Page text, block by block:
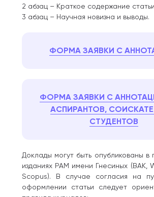
2 абзац – Краткое содержание
3 абзац – Научная новизна и выводы.
ФОРМА ЗАЯВКИ С
ФОРМА ЗАЯВКИ С
АСПИРАНТОВ,
СТУДЕНТОВ
Доклады могут быть опубликованы в
изданиях РАМ имени Гнесиных (ВАК,
Scopus). В случае согласия на
оформлении статьи следует